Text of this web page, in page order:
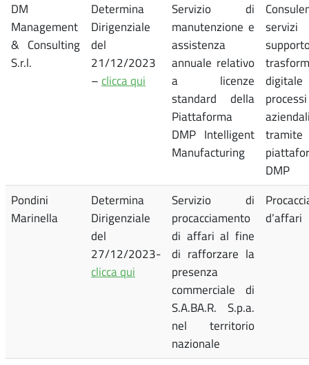
DM
Management
& Consulting
S.r.l.
Determina
Dirigenziale
del
21/12/2023
– clicca qui
Servizio di
manutenzione e
assistenza
annuale relativo
a licenze
standard della
Piattaforma
DMP Intelligent
Manufacturing
processi
tramite
DMP
Pondini
Marinella
Determina
Dirigenziale
del
27/12/2023-
clicca qui
Servizio di
procacciamento
di affari al fine
di rafforzare la
presenza
commerciale di
S.A.BA.R. S.p.a.
nel territorio
nazionale
d’affari